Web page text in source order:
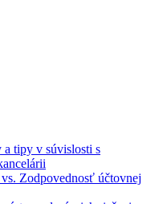
a tipy v súvislosti s
Zodpovednosť účtovnej